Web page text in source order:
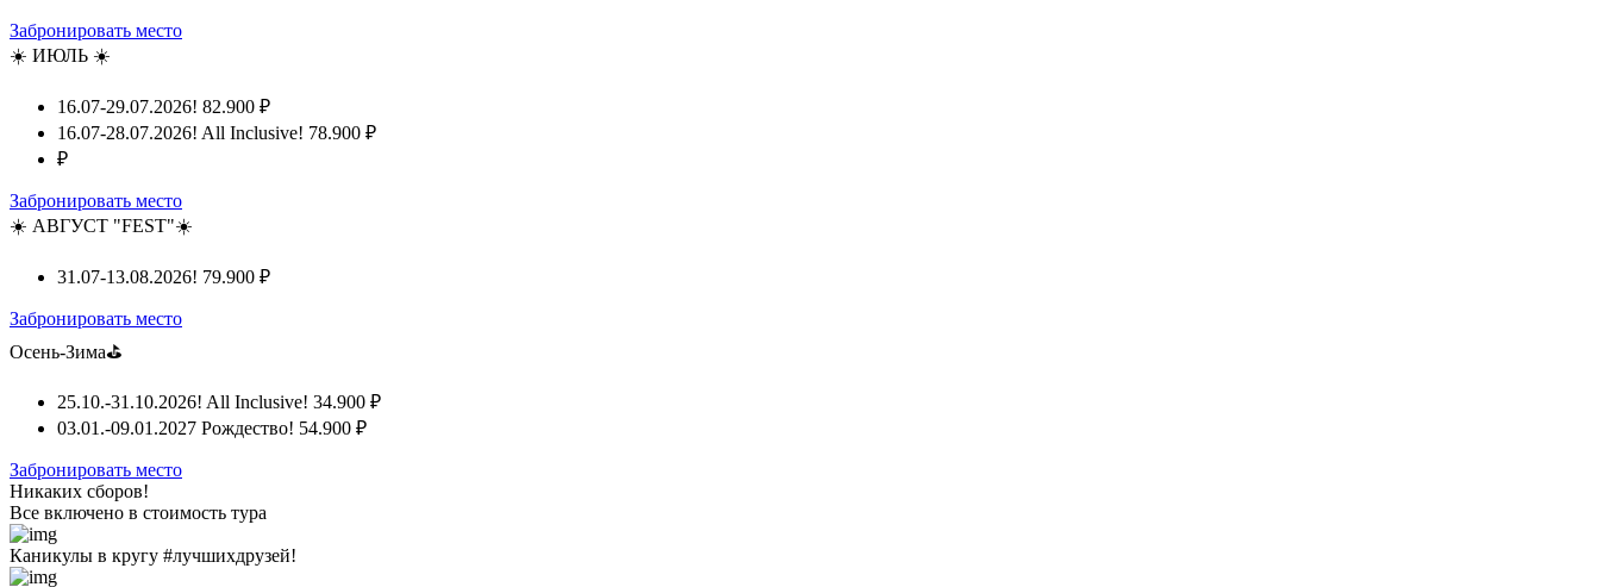
Забронировать место
☀️ ИЮЛЬ ☀️
16.07-29.07.2026! 82.900 ₽
16.07-28.07.2026! All Inclusive! 78.900 ₽
₽
Забронировать место
☀️ АВГУСТ "FEST"☀️
31.07-13.08.2026! 79.900 ₽
Забронировать место
Осень-Зима⛳
25.10.-31.10.2026! All Inclusive! 34.900 ₽
03.01.-09.01.2027 Рождество! 54.900 ₽
Забронировать место
Никаких сборов!
Все включено в стоимость тура
Каникулы в кругу #лучшихдрузей!